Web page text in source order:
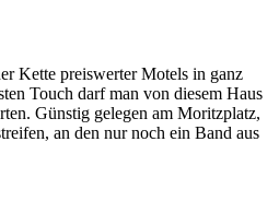
Kette preiswerter Motels in ganz
Touch darf man von diesem Haus
Günstig gelegen am Moritzplatz,
an den nur noch ein Band aus